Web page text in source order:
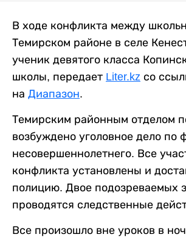
В ходе конфликта между
Темирском районе в селе
ученик девятого класса
школы, передает Liter.kz со
на Диапазон.
Темирским районным отделом
возбуждено уголовное дело по
несовершеннолетнего. Все
конфликта установлены и
полицию. Двое подозреваемых
проводятся следственные
Все произошло вне уроков в